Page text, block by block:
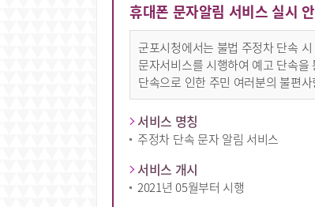
휴대폰 문자알림 서비스 실시
군포시청에서는 불법 주정차 단속
문자서비스를 시행하여 예고 단속
단속으로 인한 주민 여러분의 불편사
서비스 명칭
주정차 단속 문자 알림 서비스
서비스 개시
2021년 05월부터 시행